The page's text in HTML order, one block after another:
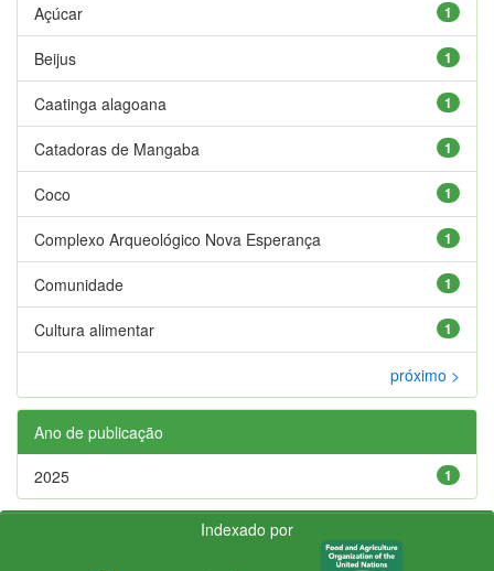
1
Açúcar
1
Beijus
1
Caatinga alagoana
1
Catadoras de Mangaba
1
Coco
1
Complexo Arqueológico Nova Esperança
1
Comunidade
1
Cultura alimentar
próximo >
Ano de publicação
1
2025
Indexado por